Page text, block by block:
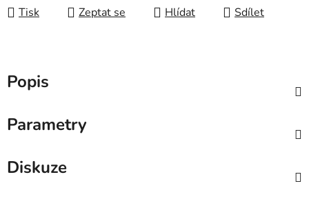
Tisk Zeptat se Hlídat Sdílet
Popis
Parametry
Diskuze